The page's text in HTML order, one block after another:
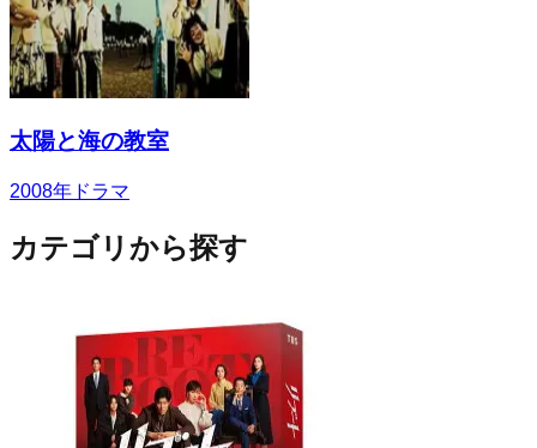
太陽と海の教室
2008年 ドラマ
カテゴリから探す